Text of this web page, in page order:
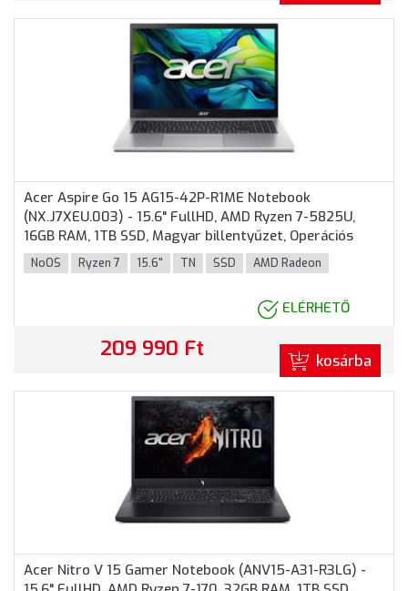
Acer Aspire Go 15 AG15-42P-R1ME Notebook
(NX.J7XEU.003) - 15.6" FullHD, AMD Ryzen 7-5825U,
16GB RAM, 1TB SSD, Magyar billentyűzet, Operációs
rendszer nélkül, 3 év garancia, Ezüst színben
NoOS Ryzen 7 15.6" TN SSD AMD Radeon
ELÉRHETŐ
209 990 Ft kosárba
Acer Nitro V 15 Gamer Notebook (ANV15-A31-R3LG) -